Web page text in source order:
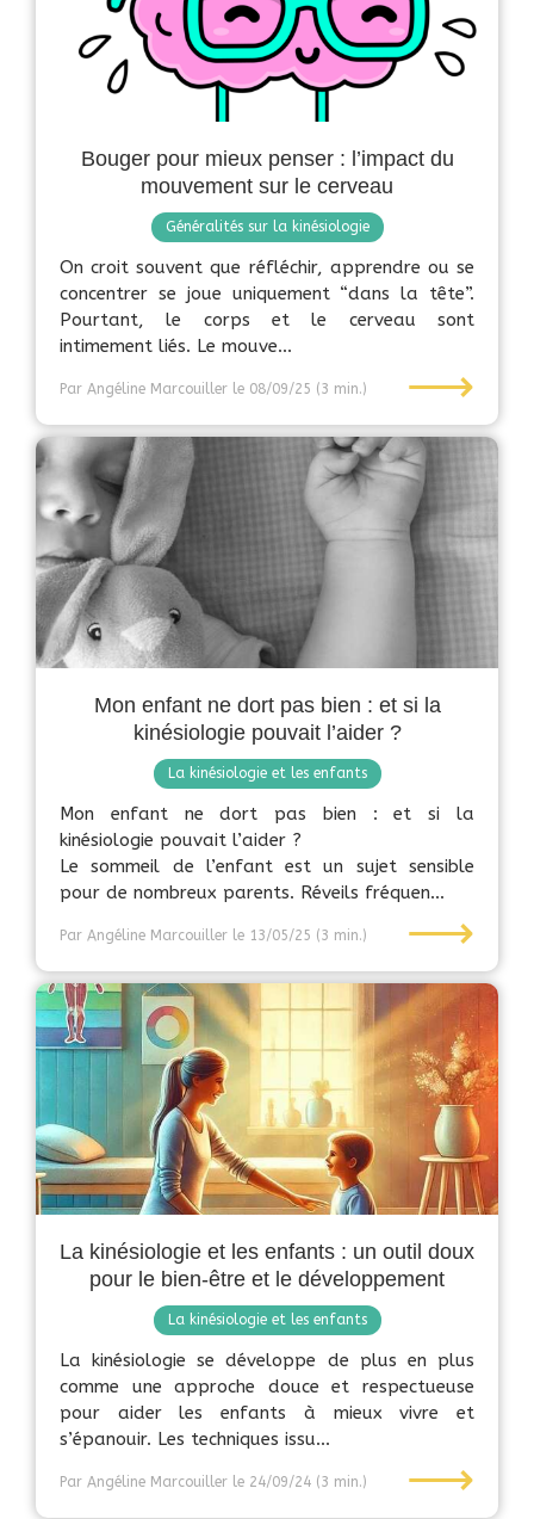
Bouger pour mieux penser : l’impact du
mouvement sur le cerveau
Généralités sur la kinésiologie
On croit souvent que réfléchir, apprendre ou se
concentrer se joue uniquement “dans la tête”.
Pourtant, le corps et le cerveau sont
intimement liés. Le mouve...
Par Angéline Marcouiller le 08/09/25 (3 min.) ⟶
Mon enfant ne dort pas bien : et si la
kinésiologie pouvait l’aider ?
La kinésiologie et les enfants
Mon enfant ne dort pas bien : et si la
kinésiologie pouvait l’aider ?
Le sommeil de l’enfant est un sujet sensible
pour de nombreux parents. Réveils fréquen...
Par Angéline Marcouiller le 13/05/25 (3 min.) ⟶
La kinésiologie et les enfants : un outil doux
pour le bien-être et le développement
La kinésiologie et les enfants
La kinésiologie se développe de plus en plus
comme une approche douce et respectueuse
pour aider les enfants à mieux vivre et
s’épanouir. Les techniques issu...
Par Angéline Marcouiller le 24/09/24 (3 min.) ⟶